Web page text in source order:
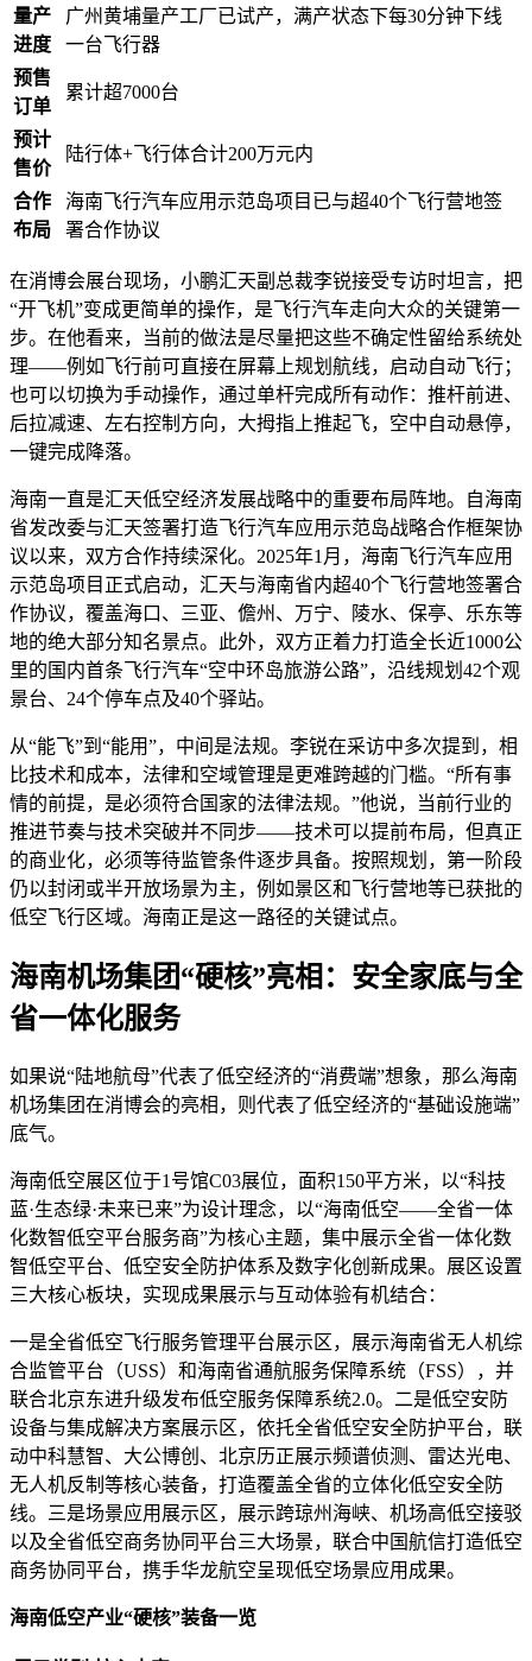
量产
进度
广州黄埔量产工厂已试产，满产状态下每30分钟下线
一台飞行器
预售
订单
累计超7000台
预计
售价
陆行体+飞行体合计200万元内
合作
布局
海南飞行汽车应用示范岛项目已与超40个飞行营地签
署合作协议
在消博会展台现场，小鹏汇天副总裁李锐接受专访时坦言，把
“开飞机”变成更简单的操作，是飞行汽车走向大众的关键第一
步。在他看来，当前的做法是尽量把这些不确定性留给系统处
理——例如飞行前可直接在屏幕上规划航线，启动自动飞行；
也可以切换为手动操作，通过单杆完成所有动作：推杆前进、
后拉减速、左右控制方向，大拇指上推起飞，空中自动悬停，
一键完成降落。
海南一直是汇天低空经济发展战略中的重要布局阵地。自海南
省发改委与汇天签署打造飞行汽车应用示范岛战略合作框架协
议以来，双方合作持续深化。2025年1月，海南飞行汽车应用
示范岛项目正式启动，汇天与海南省内超40个飞行营地签署合
作协议，覆盖海口、三亚、儋州、万宁、陵水、保亭、乐东等
地的绝大部分知名景点。此外，双方正着力打造全长近1000公
里的国内首条飞行汽车“空中环岛旅游公路”，沿线规划42个观
景台、24个停车点及40个驿站。
从“能飞”到“能用”，中间是法规。李锐在采访中多次提到，相
比技术和成本，法律和空域管理是更难跨越的门槛。“所有事
情的前提，是必须符合国家的法律法规。”他说，当前行业的
推进节奏与技术突破并不同步——技术可以提前布局，但真正
的商业化，必须等待监管条件逐步具备。按照规划，第一阶段
仍以封闭或半开放场景为主，例如景区和飞行营地等已获批的
低空飞行区域。海南正是这一路径的关键试点。
海南机场集团“硬核”亮相：安全家底与全
省一体化服务
如果说“陆地航母”代表了低空经济的“消费端”想象，那么海南
机场集团在消博会的亮相，则代表了低空经济的“基础设施端”
底气。
海南低空展区位于1号馆C03展位，面积150平方米，以“科技
蓝·生态绿·未来已来”为设计理念，以“海南低空——全省一体
化数智低空平台服务商”为核心主题，集中展示全省一体化数
智低空平台、低空安全防护体系及数字化创新成果。展区设置
三大核心板块，实现成果展示与互动体验有机结合：
一是全省低空飞行服务管理平台展示区，展示海南省无人机综
合监管平台（USS）和海南省通航服务保障系统（FSS），并
联合北京东进升级发布低空服务保障系统2.0。二是低空安防
设备与集成解决方案展示区，依托全省低空安全防护平台，联
动中科慧智、大公博创、北京历正展示频谱侦测、雷达光电、
无人机反制等核心装备，打造覆盖全省的立体化低空安全防
线。三是场景应用展示区，展示跨琼州海峡、机场高低空接驳
以及全省低空商务协同平台三大场景，联合中国航信打造低空
商务协同平台，携手华龙航空呈现低空场景应用成果。
海南低空产业“硬核”装备一览